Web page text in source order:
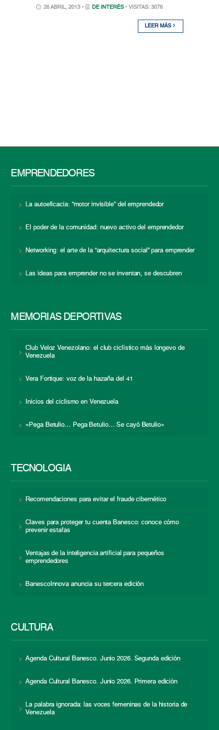
26 ABRIL, 2013 • DE INTERÉS • VISITAS: 3076
LEER MÁS
EMPRENDEDORES
La autoeficacia: “motor invisible” del emprendedor
El poder de la comunidad: nuevo activo del emprendedor
Networking: el arte de la “arquitectura social” para emprender
Las ideas para emprender no se inventan, se descubren
MEMORIAS DEPORTIVAS
Club Veloz Venezolano: el club ciclístico más longevo de
Venezuela
Vera Fortique: voz de la hazaña del 41
Inicios del ciclismo en Venezuela
«Pega Betulio… Pega Betulio… Se cayó Betulio»
TECNOLOGÍA
Recomendaciones para evitar el fraude cibernético
Claves para proteger tu cuenta Banesco: conoce cómo
prevenir estafas
Ventajas de la inteligencia artificial para pequeños
emprendedores
BanescoInnova anuncia su tercera edición
CULTURA
Agenda Cultural Banesco. Junio 2026. Segunda edición
Agenda Cultural Banesco. Junio 2026. Primera edición
La palabra ignorada: las voces femeninas de la historia de
Venezuela